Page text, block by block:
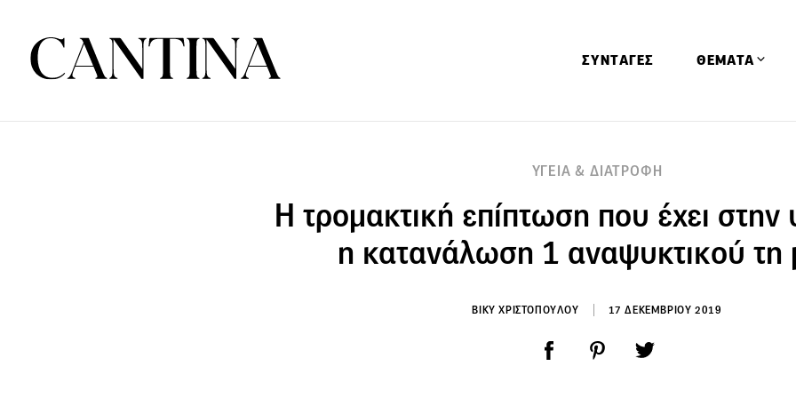
ΣΥΝΤΑΓΕΣ ΘΕΜΑΤΑ
Ειδήσεις
Έρευνες
ΥΓΕΙΑ & ΔΙΑΤΡΟΦΗ
Η τρομακτική επίπτωση που έχει στην
η κατανάλωση 1 αναψυκτικού τη
ΒΙΚΥ ΧΡΙΣΤΟΠΟΥΛΟΥ 17 ΔΕΚΕΜΒΡΙΟΥ 2019